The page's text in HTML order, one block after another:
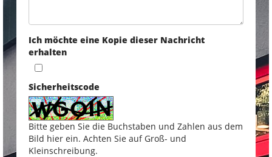
Ich möchte eine Kopie dieser Nachricht
erhalten
Sicherheitscode
Bitte geben Sie die Buchstaben und Zahlen aus dem
Bild hier ein. Achten Sie auf Groß- und
Kleinschreibung.